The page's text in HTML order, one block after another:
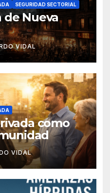
SEGURIDAD SECTORIAL
de Nueva
VIDAL
como
VIDAL